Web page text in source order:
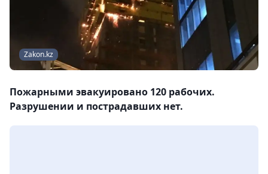
Zakon.kz
Пожарными эвакуировано 120 рабочих.
Разрушении и пострадавших нет.